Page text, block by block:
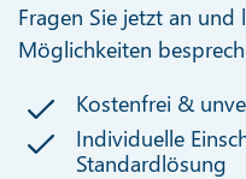
Fragen Sie jetzt an und
Möglichkeiten
Kostenfrei &
Individuelle
Standardlösung